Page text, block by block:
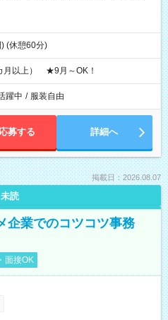
(休憩60分)
月以上） ★9月～OK！
躍中 / 服装自由
応募する 詳細へ
掲載日：2026.08.07
未読
企業でのコツコツ事務
面接OK